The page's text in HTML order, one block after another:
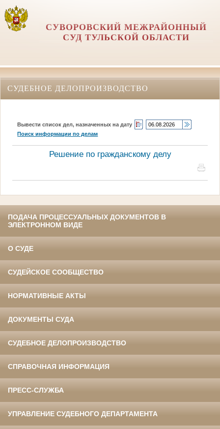
СУВОРОВСКИЙ МЕЖРАЙОННЫЙ
СУД ТУЛЬСКОЙ ОБЛАСТИ
СУДЕБНОЕ ДЕЛОПРОИЗВОДСТВО
Вывести список дел, назначенных на дату
Поиск информации по делам
Решение по гражданскому делу
ПОДАЧА ПРОЦЕССУАЛЬНЫХ ДОКУМЕНТОВ В
ЭЛЕКТРОННОМ ВИДЕ
О СУДЕ
СУДЕЙСКОЕ СООБЩЕСТВО
НОРМАТИВНЫЕ АКТЫ
ДОКУМЕНТЫ СУДА
СУДЕБНОЕ ДЕЛОПРОИЗВОДСТВО
СПРАВОЧНАЯ ИНФОРМАЦИЯ
ПРЕСС-СЛУЖБА
УПРАВЛЕНИЕ СУДЕБНОГО ДЕПАРТАМЕНТА